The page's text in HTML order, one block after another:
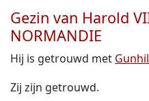
Gezin van Harold
NORMANDIE
Hij is getrouwd met
Zij zijn getrouwd.